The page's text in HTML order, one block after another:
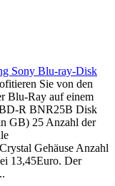
Sony Blu-ray-Disk
Sie von den
Blu-Ray auf einem
BD-R BNR25B Disk
GB) 25 Anzahl der
Gehäuse Anzahl
13,45Euro. Der